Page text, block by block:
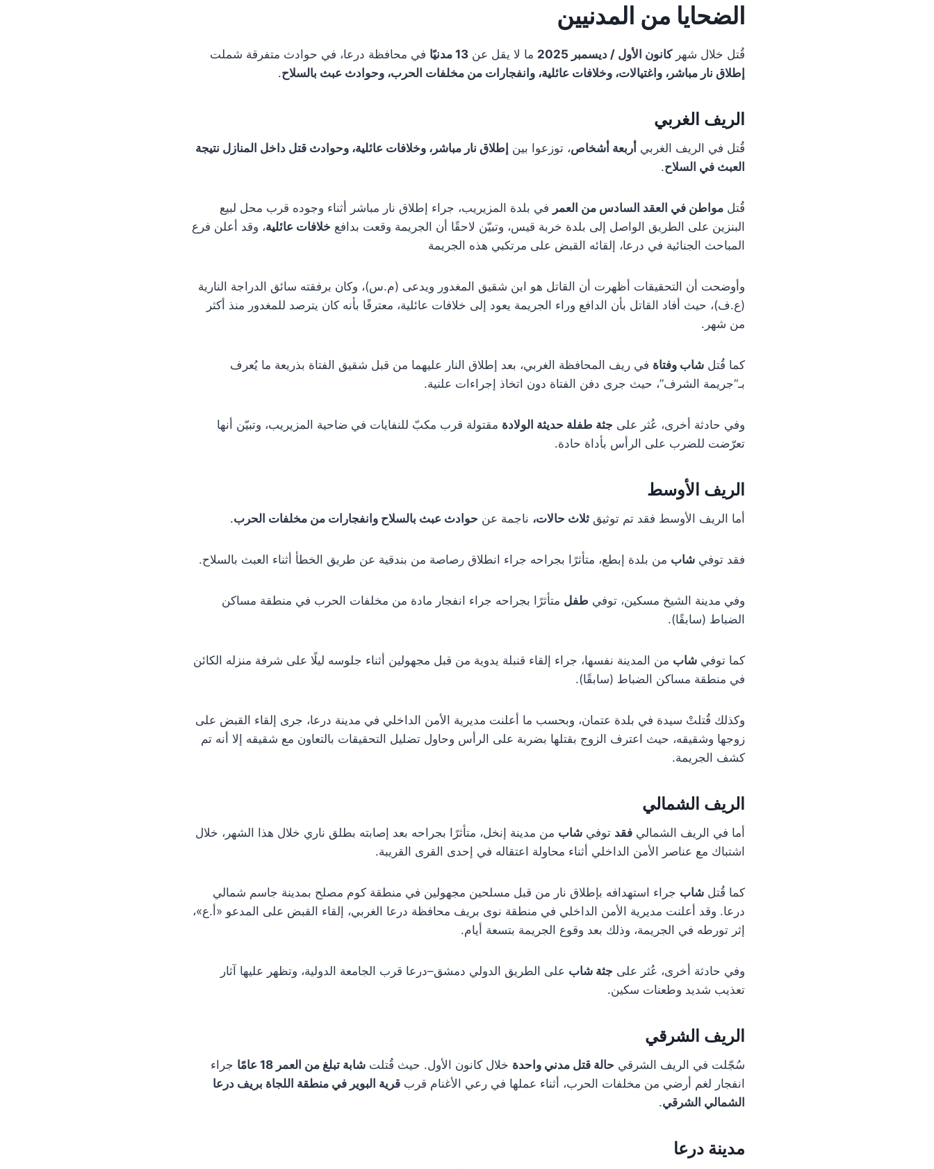
الضحايا من المدنيين
قُتل خلال شهركانون الأول / ديسمبر 2025 ما لا يقل عن 13 مدنيًا
في محافظة درعا، في حوادث متفرقة شملت
إطلاق نار مباشر، واغتيالات، وخلافات عائلية، وانفجارات من مخلفات الحرب، وحوادث عبث بالسلاح.
الريف الغربي
قُتل في الريف الغربي أربعة أشخاص، توزعوا بين إطلاق نار مباشر، وخلافات عائلية، وحوادث قتل داخل المنازل نتيجة
العبث في السلاح.
قُتل مواطن في العقد السادس من العمر في بلدة المزيريب، جراء إطلاق نار مباشر أثناء وجوده قرب محل لبيع
البنزين على الطريق الواصل إلى بلدة خربة قيس، وتبيّن لاحقًا أن الجريمة وقعت بدافع خلافات عائلية، وقد أعلن فرع
المباحث الجنائية في درعا، إلقائه القبض على مرتكبي هذه الجريمة
وأوضحت أن التحقيقات أظهرت أن القاتل هو ابن شقيق المغدور ويدعى (م.س)، وكان برفقته سائق الدراجة النارية
(ع.ف)، حيث أفاد القاتل بأن الدافع وراء الجريمة يعود إلى خلافات عائلية، معترفًا بأنه كان يترصد للمغدور منذ أكثر
من شهر.
كما قُتل شاب وفتاة في ريف المحافظة الغربي، بعد إطلاق النار عليهما من قبل شقيق الفتاة بذريعة ما يُعرف
بـ“جريمة الشرف”، حيث جرى دفن الفتاة دون اتخاذ إجراءات علنية.
وفي حادثة أخرى، عُثر على جثة طفلة حديثة الولادة مقتولة قرب مكبّ للنفايات في ضاحية المزيريب، وتبيّن أنها
تعرّضت للضرب على الرأس بأداة حادة.
الريف الأوسط
أما الريف الأوسط فقد تم توثيق ثلاث حالات، ناجمة عن حوادث عبث بالسلاح وانفجارات من مخلفات الحرب.
فقد توفي شاب من بلدة إبطع، متأثرًا بجراحه جراء انطلاق رصاصة من بندقية عن طريق الخطأ أثناء العبث بالسلاح.
وفي مدينة الشيخ مسكين، توفي طفل متأثرًا بجراحه جراء انفجار مادة من مخلفات الحرب في منطقة مساكن
الضباط (سابقًا).
كما توفي شاب من المدينة نفسها، جراء إلقاء قنبلة يدوية من قبل مجهولين أثناء جلوسه ليلًا على شرفة منزله الكائن
في منطقة مساكن الضباط (سابقًا).
وكذلك قُتلتْ سيدة في بلدة عتمان، وبحسب ما أعلنت مديرية الأمن الداخلي في مدينة درعا، جرى إلقاء القبض على
زوجها وشقيقه، حيث اعترف الزوج بقتلها بضربة على الرأس وحاول تضليل التحقيقات بالتعاون مع شقيقه إلا أنه تم
كشف الجريمة.
الريف الشمالي
أما في الريف الشمالي فقد توفي شاب من مدينة إنخل، متأثرًا بجراحه بعد إصابته بطلق ناري خلال هذا الشهر، خلال
اشتباك مع عناصر الأمن الداخلي أثناء محاولة اعتقاله في إحدى القرى القريبة.
كما قُتل شاب جراء استهدافه بإطلاق نار من قبل مسلحين مجهولين في منطقة كوم مصلح بمدينة جاسم شمالي
درعا. وقد أعلنت مديرية الأمن الداخلي في منطقة نوى بريف محافظة درعا الغربي، إلقاء القبض على المدعو «أ.ع»،
إثر تورطه في الجريمة، وذلك بعد وقوع الجريمة بتسعة أيام.
وفي حادثة أخرى، عُثر على جثة شاب على الطريق الدولي دمشق–درعا قرب الجامعة الدولية، وتظهر عليها آثار
تعذيب شديد وطعنات سكين.
الريف الشرقي
سُجّلت في الريف الشرقي حالة قتل مدني واحدة خلال كانون الأول. حيث قُتلت شابة تبلغ من العمر 18 عامًا
جراء
انفجار لغم أرضي من مخلفات الحرب، أثناء عملها في رعي الأغنام قرب قرية البوير في منطقة اللجاة بريف درعا
الشمالي الشرقي.
مدينة درعا